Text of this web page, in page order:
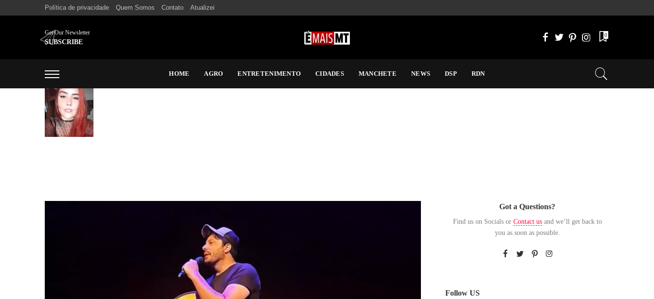
Política de privacidade Quem Somos Contato Atualizei
Get Our Newsletter
SUBSCRIBE
0
HOME AGRO ENTRETENIMENTO CIDADES MANCHETE NEWS DSP RDN
Got a Questions?
Find us on Socials or Contact usand we’ll get back to
you as soon as possible.
Follow US